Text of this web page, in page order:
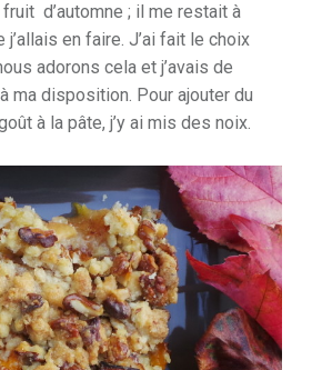
fruit d’automne ; il me restait à
en faire. J’ai fait le choix
adorons cela et j’avais de
ma disposition. Pour ajouter du
à la pâte, j’y ai mis des noix.